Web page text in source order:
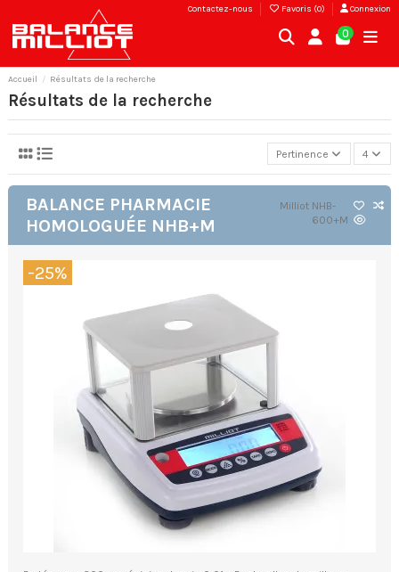
Contactez-nous Favoris (0) Connexion
0
Accueil Résultats de la recherche
Résultats de la recherche
Pertinence 4
BALANCE PHARMACIE
HOMOLOGUÉE NHB+M
Milliot NHB-
600+M
-25%